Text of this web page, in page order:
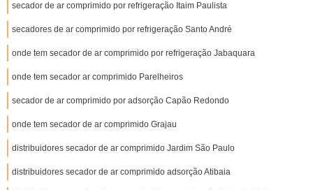
secador de ar comprimido por refrigeração Itaim Paulista
secadores de ar comprimido por refrigeração Santo André
onde tem secador de ar comprimido por refrigeração Jabaquara
onde tem secador ar comprimido Parelheiros
secador de ar comprimido por adsorção Capão Redondo
onde tem secador de ar comprimido Grajau
distribuidores secador de ar comprimido Jardim São Paulo
distribuidores secador de ar comprimido adsorção Atibaia